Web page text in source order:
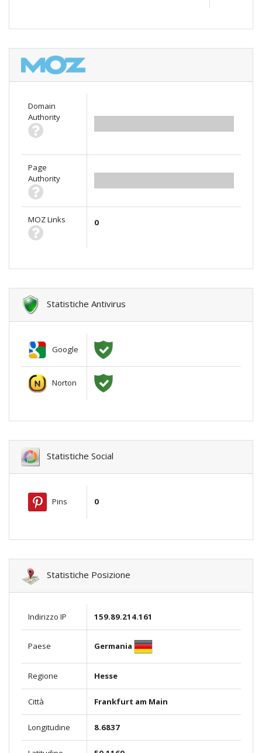
Domain
Authority
Page
Authority
MOZ Links 0
Statistiche Antivirus
Google
Norton
Statistiche Social
Pins 0
Statistiche Posizione
Indirizzo IP 159.89.214.161
Paese Germania
Regione Hesse
Città Frankfurt am Main
Longitudine 8.6837